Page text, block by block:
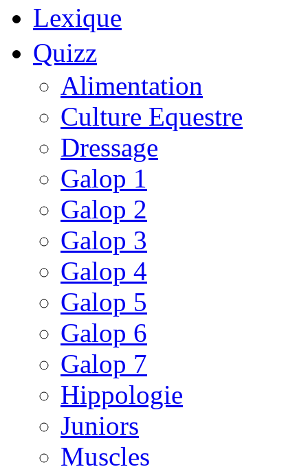
Lexique
Quizz
Alimentation
Culture Equestre
Dressage
Galop 1
Galop 2
Galop 3
Galop 4
Galop 5
Galop 6
Galop 7
Hippologie
Juniors
Muscles